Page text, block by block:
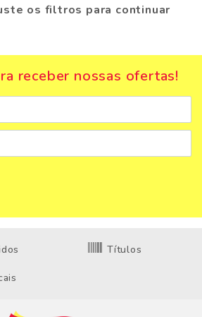
os filtros para continuar
receber nossas ofertas!
Títulos